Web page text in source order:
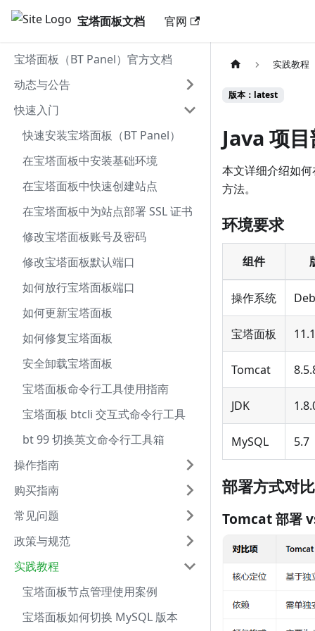
宝塔面板文档 官网
宝塔面板（BT Panel）官方文档
动态与公告
快速入门
快速安装宝塔面板（BT Panel）
在宝塔面板中安装基础环境
在宝塔面板中快速创建站点
在宝塔面板中为站点部署 SSL 证书
修改宝塔面板账号及密码
修改宝塔面板默认端口
如何放行宝塔面板端口
如何更新宝塔面板
如何修复宝塔面板
安全卸载宝塔面板
宝塔面板命令行工具使用指南
宝塔面板 btcli 交互式命令行工具
bt 99 切换英文命令行工具箱
操作指南
购买指南
常见问题
政策与规范
实践教程
宝塔面板节点管理使用案例
宝塔面板如何切换 MySQL 版本
实践教程
版本：latest
Java 项
本文详细介绍如
方法。
环境要求
组件
操作系统
宝塔面板
Tomcat
JDK
MySQL 5.7
部署方式对比
Tomcat 部署